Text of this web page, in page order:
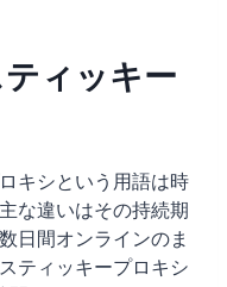
ィッキー
キシという用語は時
な違いはその持続期
日間オンラインのま
ティッキープロキシ